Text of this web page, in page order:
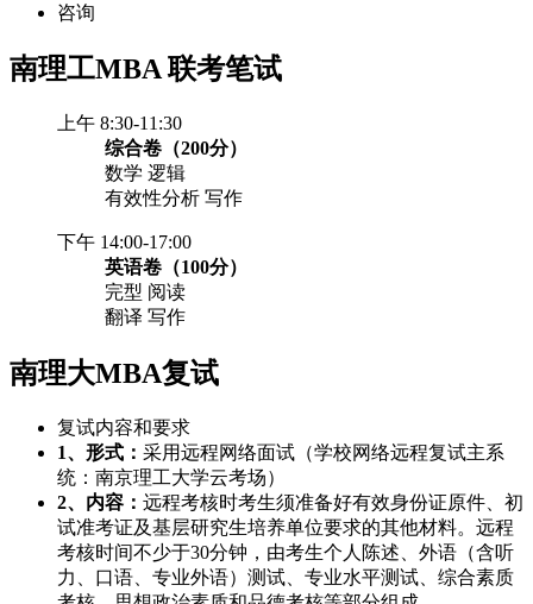
咨询
南理工MBA联考笔试
上午 8:30-11:30
综合卷（200分）
数学 逻辑
有效性分析 写作
下午 14:00-17:00
英语卷（100分）
完型 阅读
翻译 写作
南理大MBA复试
复试内容和要求
1、形式： 采用远程网络面试（学校网络远程复试主系
统：南京理工大学云考场）
2、内容： 远程考核时考生须准备好有效身份证原件、初
试准考证及基层研究生培养单位要求的其他材料。远程
考核时间不少于30分钟，由考生个人陈述、外语（含听
力、口语、专业外语）测试、专业水平测试、综合素质